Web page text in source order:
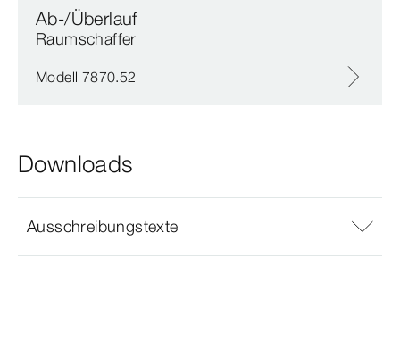
Ab-/Überlauf
Raumschaffer
Modell 7870.52
Downloads
Ausschreibungstexte